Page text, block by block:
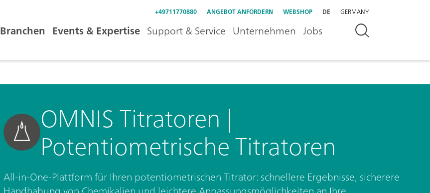
+49711770880 ANGEBOT ANFORDERN WEBSHOP DE GERMANY
Branchen Events & Expertise Support & Service Unternehmen Jobs
OMNIS Titratoren |
Potentiometrische Titratoren
All-in-One-Plattform für Ihren potentiometrischen Titrator: schnellere Ergebnisse, sicherere